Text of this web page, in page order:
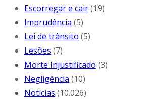
Escorregar e cair(19)
Imprudência (5)
Lei de trânsito (5)
Lesões (7)
Morte Injustificado (3)
Negligência (10)
Notícias (10.026)